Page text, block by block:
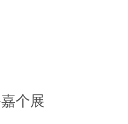
个展